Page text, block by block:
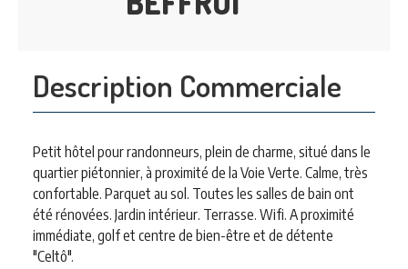
Description Commerciale
Petit hôtel pour randonneurs, plein de charme, situé dans le
quartier piétonnier, à proximité de la Voie Verte. Calme, très
confortable. Parquet au sol. Toutes les salles de bain ont
été rénovées. Jardin intérieur. Terrasse. Wifi. A proximité
immédiate, golf et centre de bien-être et de détente
"Celtô".